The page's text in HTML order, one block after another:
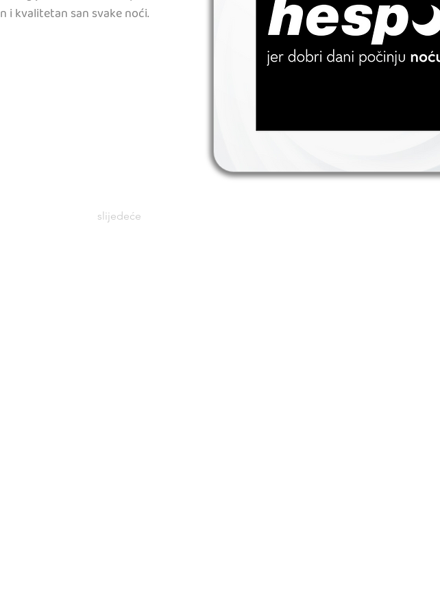
kvalitetan san svake noći.
slijedeće